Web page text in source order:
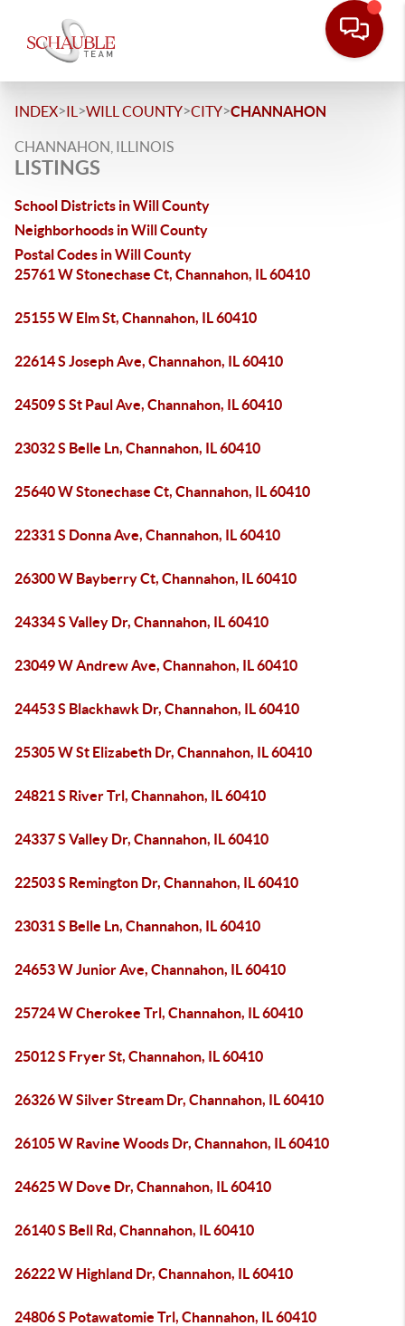
INDEX>IL >WILL COUNTY>CITY>CHANNAHON
CHANNAHON, ILLINOIS
LISTINGS
School Districts in Will County
Neighborhoods in Will County
Postal Codes in Will County
25761 W Stonechase Ct, Channahon, IL 60410
25155 W Elm St, Channahon, IL 60410
22614 S Joseph Ave, Channahon, IL 60410
24509 S St Paul Ave, Channahon, IL 60410
23032 S Belle Ln, Channahon, IL 60410
25640 W Stonechase Ct, Channahon, IL 60410
22331 S Donna Ave, Channahon, IL 60410
26300 W Bayberry Ct, Channahon, IL 60410
24334 S Valley Dr, Channahon, IL 60410
23049 W Andrew Ave, Channahon, IL 60410
24453 S Blackhawk Dr, Channahon, IL 60410
25305 W St Elizabeth Dr, Channahon, IL 60410
24821 S River Trl, Channahon, IL 60410
24337 S Valley Dr, Channahon, IL 60410
22503 S Remington Dr, Channahon, IL 60410
23031 S Belle Ln, Channahon, IL 60410
24653 W Junior Ave, Channahon, IL 60410
25724 W Cherokee Trl, Channahon, IL 60410
25012 S Fryer St, Channahon, IL 60410
26326 W Silver Stream Dr, Channahon, IL 60410
26105 W Ravine Woods Dr, Channahon, IL 60410
24625 W Dove Dr, Channahon, IL 60410
26140 S Bell Rd, Channahon, IL 60410
26222 W Highland Dr, Channahon, IL 60410
24806 S Potawatomie Trl, Channahon, IL 60410